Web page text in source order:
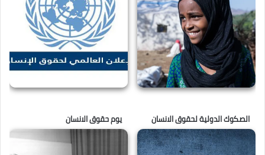
الصكوك الدولية لحقوق الانسان يوم حقوق الانسان